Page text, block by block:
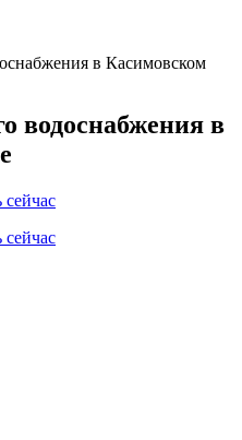
в Касимовском
водоснабжения в
сейчас
сейчас